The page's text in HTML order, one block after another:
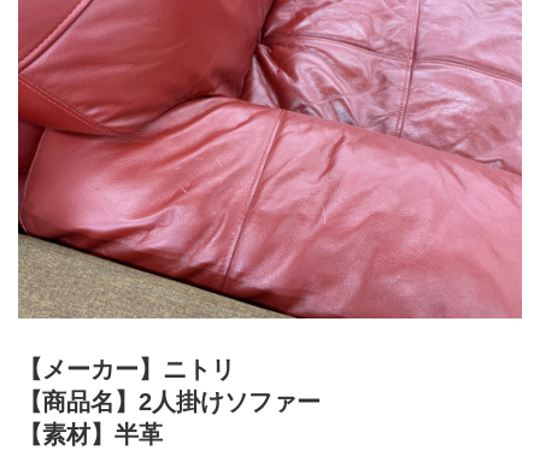
【メーカー】ニトリ
【商品名】2人掛けソファー
【素材】半革